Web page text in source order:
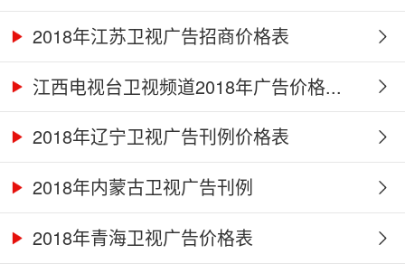
2018年江苏卫视广告招商价格表
江西电视台卫视频道2018年广告价格...
2018年辽宁卫视广告刊例价格表
2018年内蒙古卫视广告刊例
2018年青海卫视广告价格表